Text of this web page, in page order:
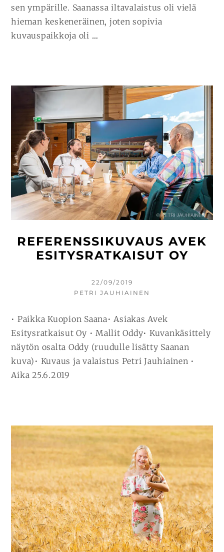
sen ympärille. Saanassa iltavalaistus oli vielä
hieman keskeneräinen, joten sopivia
kuvauspaikkoja oli …
SAANA
PART
II
REFERENSSIKUVAUS AVEK
ESITYSRATKAISUT OY
KIRJOITETTU
22/09/2019
KIRJOITTAJA
PETRI JAUHIAINEN
• Paikka Kuopion Saana• Asiakas Avek
Esitysratkaisut Oy • Mallit Oddy• Kuvankäsittely
näytön osalta Oddy (ruudulle lisätty Saanan
kuva)• Kuvaus ja valaistus Petri Jauhiainen •
Aika 25.6.2019